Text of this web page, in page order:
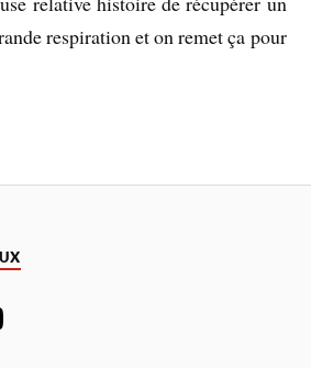
respiration et on remet ça pour